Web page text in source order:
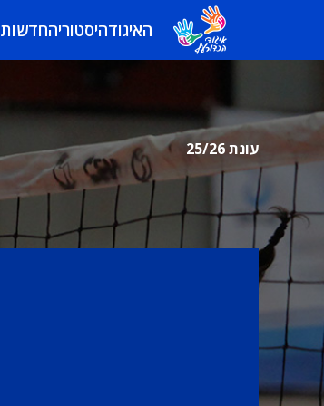
האיגודהיסטוריהחדשות
עונת 25/26